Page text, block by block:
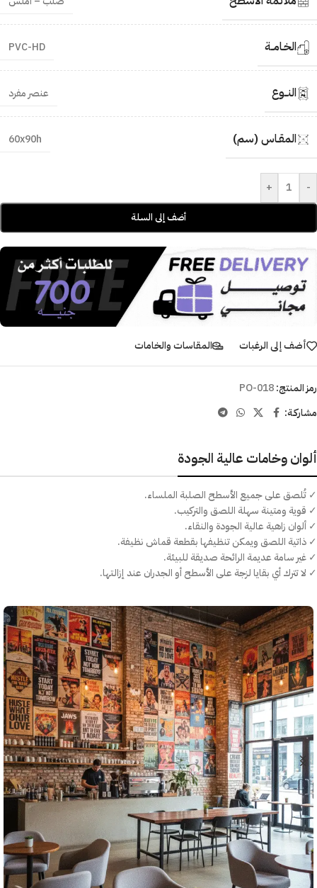
الخـامــة PVC-HD
النــوع عنصر مفرد
المقـاس (سم) 60x90h
-
+
أضف إلى السلة
أضف إلى الرغبات المقاسات والخامات
رمز المنتج:PO-018
مشاركـة:
ألوان وخامات عالية الجودة
✓ تُلصق على جميع الأسطح الصلبة الملساء.
✓ قوية ومتينة سهلة اللصق والتركيب.
✓ ألوان زاهية عالية الجودة والنقاء.
✓ ذاتية اللصق ويمكن تنظيفها بقطعة قماش نظيفة.
✓ غير سامة عديمة الرائحة صديقة للبيئة.
✓ لا تترك أي بقايا لزجة على الأسطح أو الجدران عند إزالتها.